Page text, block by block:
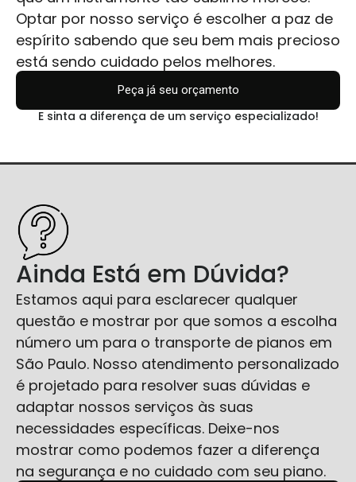
Optar por nosso serviço é escolher a paz de
espírito sabendo que seu bem mais precioso
está sendo cuidado pelos melhores.
Peça já seu orçamento
E sinta a diferença de um serviço especializado!
Ainda Está em Dúvida?
Estamos aqui para esclarecer qualquer
questão e mostrar por que somos a escolha
número um para o transporte de pianos em
São Paulo. Nosso atendimento personalizado
é projetado para resolver suas dúvidas e
adaptar nossos serviços às suas
necessidades específicas. Deixe-nos
mostrar como podemos fazer a diferença
na segurança e no cuidado com seu piano.